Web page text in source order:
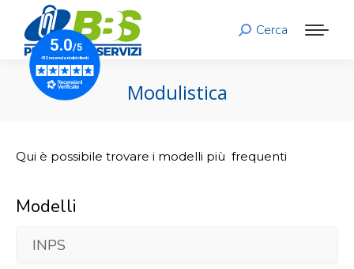
Search:
Cerca
Modulistica
Qui è possibile trovare i modelli più frequenti
Modelli
INPS